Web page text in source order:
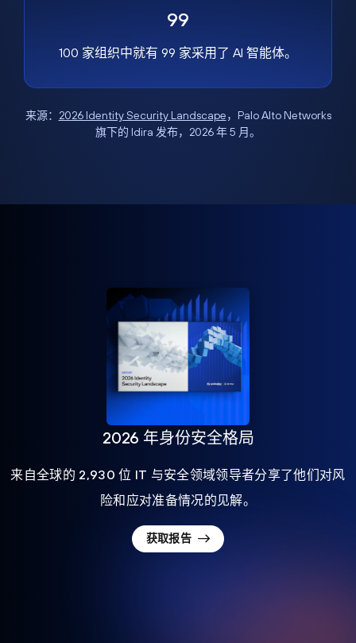
99
100 家组织中就有 99 家采用了 AI 智能体。
来源： 2026 Identity Security Landscape，Palo Alto Networks
旗下的 Idira 发布，2026 年 5 月。
2026 年身份安全格局
来自全球的 2,930 位 IT 与安全领域领导者分享了他们对风
险和应对准备情况的见解。
获取报告